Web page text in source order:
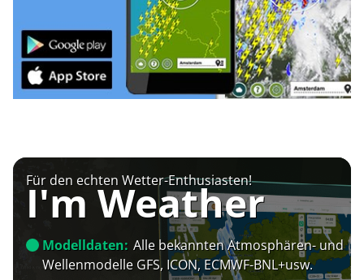
Für den echten Wetter-Enthusiasten!
I'm Weather
Modelldaten: Alle bekannten Atmosphären- und
Wellenmodelle GFS, ICON, ECMWF-BNL+usw.